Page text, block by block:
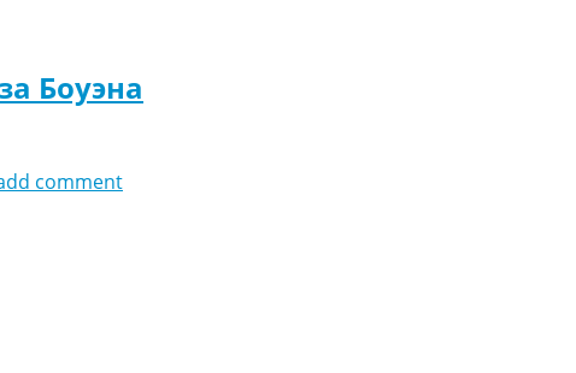
Боуэна
comment